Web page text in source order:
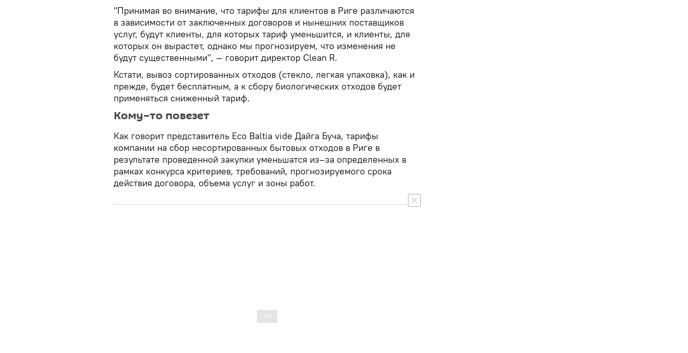
"Принимая во внимание, что тарифы для клиентов в Риге различаются
в зависимости от заключенных договоров и нынешних поставщиков
услуг, будут клиенты, для которых тариф уменьшится, и клиенты, для
которых он вырастет, однако мы прогнозируем, что изменения не
будут существенными", — говорит директор Clean R.
Кстати, вывоз сортированных отходов (стекло, легкая упаковка), как и
прежде, будет бесплатным, а к сбору биологических отходов будет
применяться сниженный тариф.
Кому–то повезет
Как говорит представитель Eco Baltia vide Дайга Буча, тарифы
компании на сбор несортированных бытовых отходов в Риге в
результате проведенной закупки уменьшатся из–за определенных в
рамках конкурса критериев, требований, прогнозируемого срока
действия договора, объема услуг и зоны работ.